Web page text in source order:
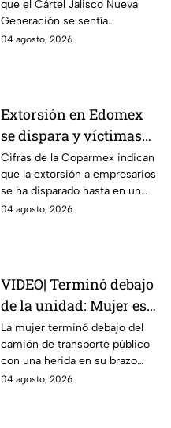
que el Cártel Jalisco Nueva
Generación se sentía
provocado por Carlos Manzo,
04 agosto, 2026
Extorsión en Edomex
se dispara y víctimas
reportan que
delincuentes ya se
meten a los locales
Cifras de la Coparmex indican
que la extorsión a empresarios
se ha disparado hasta en un
70% en los últimos 10 años. La
04 agosto, 2026
VIDEO| Terminó debajo
de la unidad: Mujer es
atropellada por camión
de transporte público
en la México-Tacuba;
logra sobrevivir
La mujer terminó debajo del
camión de transporte público
con una herida en su brazo
izquierdo, por lo que fue
04 agosto, 2026